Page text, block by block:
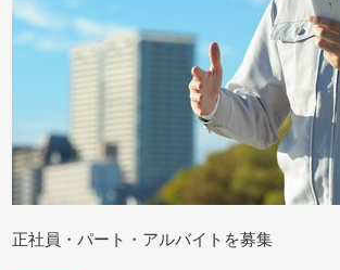
正社員・パート・アルバイトを募集